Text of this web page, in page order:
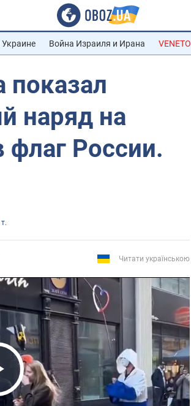
Война Израиля и Ирана VENETO
показал
наряд на
флаг России.
Читати українською
Video